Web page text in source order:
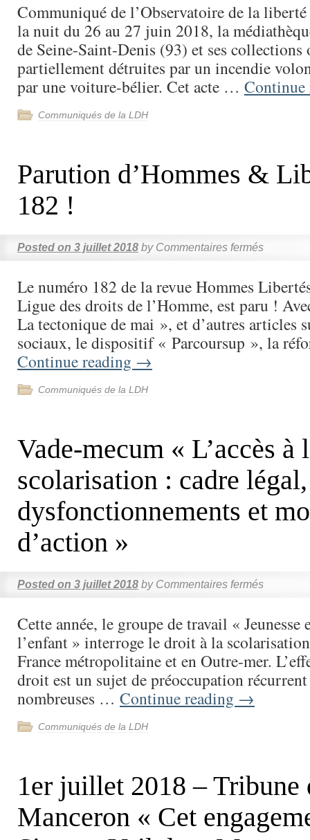
Communiqué de l’Observatoire de la
la nuit du 26 au 27 juin 2018, la
de Seine-Saint-Denis (93) et ses collections
partiellement détruites par un incendie
par une voiture-bélier. Cet acte …
Communiqués de la LDH
Parution d’Hommes &
182 !
Posted on 3 juillet 2018 by Commentaires fermés
Le numéro 182 de la revue Hommes
Ligue des droits de l’Homme, est paru !
La tectonique de mai », et d’autres articles
sociaux, le dispositif « Parcoursup », la
Continue reading →
Communiqués de la LDH
Vade-mecum « L’accès à
scolarisation : cadre légal,
dysfonctionnements et
d’action »
Posted on 3 juillet 2018 by Commentaires fermés
Cette année, le groupe de travail « Jeunesse
l’enfant » interroge le droit à la
France métropolitaine et en Outre-mer.
droit est un sujet de préoccupation
nombreuses … Continue reading →
Communiqués de la LDH
1er juillet 2018 – Tribune
Manceron « Cet